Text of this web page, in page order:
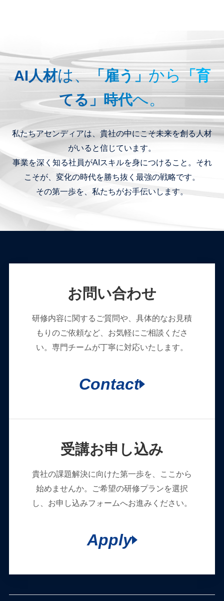
AI人材は、「雇う」から「育
てる」時代へ。
私たちアセンディアは、貴社の中にこそ未来を創る人材
がいると信じています。
事業を深く知る社員がAIスキルを身につけること。それ
こそが、変化の時代を勝ち抜く最強の戦略です。
その第一歩を、私たちがお手伝いします。
お問い合わせ
研修内容に関するご質問や、具体的なお見積
もりのご依頼など、お気軽にご相談くださ
い。専門チームが丁寧に対応いたします。
Contact
受講お申し込み
貴社の課題解決に向けた第一歩を、ここから
始めませんか。ご希望の研修プランを選択
し、お申し込みフォームへお進みください。
Apply